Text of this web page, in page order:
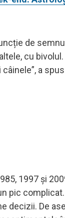
de
cu
a
1997 și
pic
decizii. De